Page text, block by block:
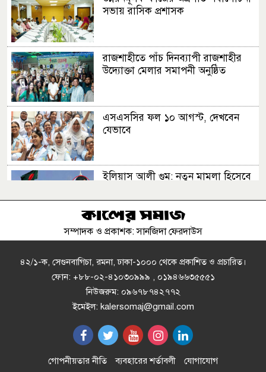
সভায় রাসিক প্রশাসক
রাজশাহীতে পাঁচ দিনব্যাপী রাজশাহীর
উদ্যোক্তা মেলার সমাপনী অনুষ্ঠিত
এসএসসির ফল ১০ আগস্ট, দেখবেন
যেভাবে
ইলিয়াস আলী গুম: নতুন মামলা হিসেবে
প্রথম শ্রেণিতে ভর্তি লটারিতে, পরীক্ষা হবে
অনুশ্রী ও রাকিবের স্বপ্নপূরণ করলেন
প্রধানমন্ত্রী
২–৩ দিনের মধ্যে গ্যাস সরবরাহ
স্বাভাবিক হবে: জ্বালানিমন্ত্রী
সম্পাদক ও প্রকাশক: সানজিদা ফেরদাউস
৪২/১-ক, সেগুনবাগিচা, রমনা, ঢাকা-১০০০ থেকে প্রকাশিত ও প্রচারিত।
ফোন: +৮৮-০২-৪১০৩০৯৯৯ , ০১৯৪৬৬৩৫৫৫১
নিউজরুম: ০৯৬৭৮৭৪২৭৭২
ইমেইল: kalersomaj@gmail.com
গোপনীয়তার নীতি ব্যবহারের শর্তাবলী যোগাযোগ